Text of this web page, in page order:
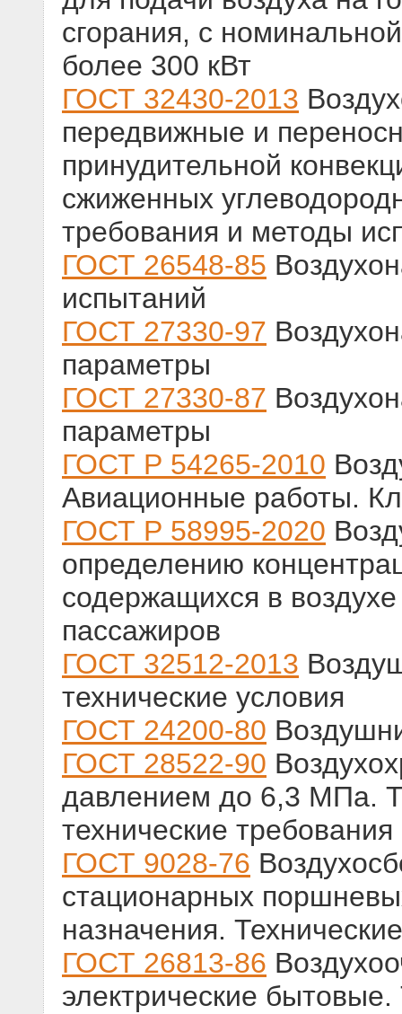
сгорания, с
более 300 кВт
ГОСТ 32430-2013
передвижные и
принудительной
сжиженных
требования и методы
ГОСТ 26548-85
испытаний
ГОСТ 27330-97
параметры
ГОСТ 27330-87
параметры
ГОСТ Р 54265-2010
Авиационные работы.
ГОСТ Р 58995-2020
определению
содержащихся в
пассажиров
ГОСТ 32512-2013
технические условия
ГОСТ 24200-80
ГОСТ 28522-90
давлением до 6,3 МПа.
технические требования
ГОСТ 9028-76
стационарных
назначения.
ГОСТ 26813-86
электрические